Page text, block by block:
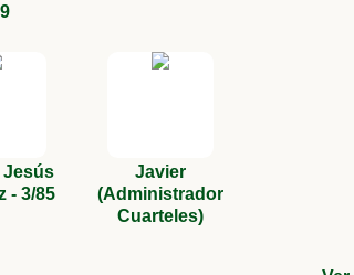
- 3/85
Javier
(Administrador
Cuarteles)